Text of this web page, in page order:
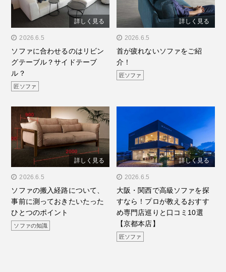
" alt="ソファに合わせるの
はリビングテーブル？サイ
ドテーブル？"/>
詳しく見る
2026.6.5
ソファに合わせるのはリビン
グテーブル？サイドテーブ
ル？
匠ソファ
" alt="首が疲れないソファ
をご紹介！"/>
詳しく見る
2026.6.5
首が疲れないソファをご紹
介！
匠ソファ
" alt="ソファの搬入経路に
ついて、事前に測っておき
たいたったひとつのポイン
ト"/>
詳しく見る
2026.6.5
ソファの搬入経路について、
事前に測っておきたいたった
ひとつのポイント
ソファの知識
" alt="大阪・関西で高級ソ
ファを探すなら！プロが教
えるおすすめ専門店巡りと
口コミ10選【京都本
店】"/>
詳しく見る
2026.6.5
大阪・関西で高級ソファを探
すなら！プロが教えるおすす
め専門店巡りと口コミ10選
【京都本店】
匠ソファ